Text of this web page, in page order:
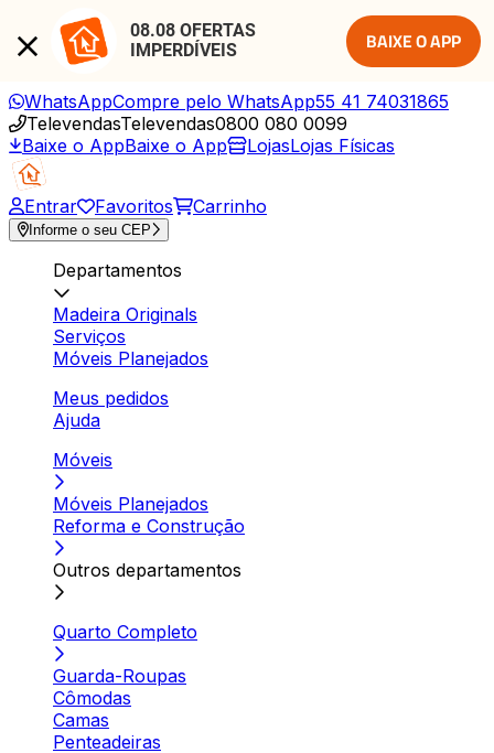
08.08 OFERTAS
IMPERDÍVEIS
BAIXE O APP
WhatsAppCompre pelo WhatsApp55 41 74031865
TelevendasTelevendas0800 080 0099
Baixe o AppBaixe o App LojasLojas Físicas
Entrar Favoritos Carrinho
Informe o seu CEP
Departamentos
Madeira Originals
Serviços
Móveis Planejados
Meus pedidos
Ajuda
Móveis
Móveis Planejados
Reforma e Construção
Outros departamentos
Quarto Completo
Guarda-Roupas
Cômodas
Camas
Penteadeiras